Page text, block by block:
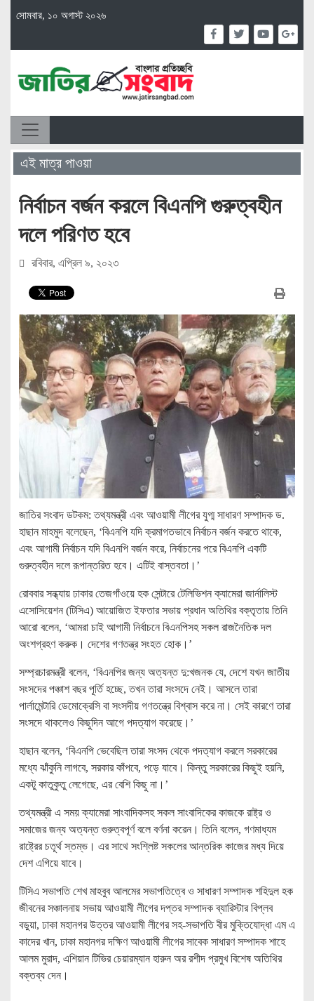
সোমবার, ১০ অগাস্ট ২০২৬
এই মাত্র পাওয়া
নির্বাচন বর্জন করলে বিএনপি গুরুত্বহীন
দলে পরিণত হবে
রবিবার, এপ্রিল ৯, ২০২৩
জাতির সংবাদ ডটকম: তথ্যমন্ত্রী এবং আওয়ামী লীগের যুগ্ম সাধারণ সম্পাদক ড.
হাছান মাহমুদ বলেছেন, ‘বিএনপি যদি ক্রমাগতভাবে নির্বাচন বর্জন করতে থাকে,
এবং আগামী নির্বাচন যদি বিএনপি বর্জন করে, নির্বাচনের পরে বিএনপি একটি
গুরুত্বহীন দলে রূপান্তরিত হবে। এটিই বাস্তবতা।’
রোববার সন্ধ্যায় ঢাকার তেজগাঁওয়ে হক সেন্টারে টেলিভিশন ক্যামেরা জার্নালিস্ট
এসোসিয়েশন (টিসিএ) আয়োজিত ইফতার সভায় প্রধান অতিথির বক্তৃতায় তিনি
আরো বলেন, ‘আমরা চাই আগামী নির্বাচনে বিএনপিসহ সকল রাজনৈতিক দল
অংশগ্রহণ করুক। দেশের গণতন্ত্র সংহত হোক।’
সম্প্রচারমন্ত্রী বলেন, ‘বিএনপির জন্য অত্যন্ত দু:খজনক যে, দেশে যখন জাতীয়
সংসদের পঞ্চাশ বছর পূর্তি হচ্ছে, তখন তারা সংসদে নেই। আসলে তারা
পার্লামেন্টারি ডেমোক্রেসি বা সংসদীয় গণতন্ত্রে বিশ্বাস করে না। সেই কারণে তারা
সংসদে থাকলেও কিছুদিন আগে পদত্যাগ করেছে।’
হাছান বলেন, ‘বিএনপি ভেবেছিল তারা সংসদ থেকে পদত্যাগ করলে সরকারের
মধ্যে ঝাঁকুনি লাগবে, সরকার কাঁপবে, পড়ে যাবে। কিন্তু সরকারের কিছুই হয়নি,
একটু কাতুকুতু লেগেছে, এর বেশি কিছু না।’
তথ্যমন্ত্রী এ সময় ক্যামেরা সাংবাদিকসহ সকল সাংবাদিকের কাজকে রাষ্ট্র ও
সমাজের জন্য অত্যন্ত গুরুত্বপূর্ণ বলে বর্ণনা করেন। তিনি বলেন, গণমাধ্যম
রাষ্ট্রের চতূর্থ স্তম্ভ। এর সাথে সংশ্লিষ্ট সকলের আন্তরিক কাজের মধ্য দিয়ে
দেশ এগিয়ে যাবে।
টিসিএ সভাপতি শেখ মাহবুব আলমের সভাপতিত্বে ও সাধারণ সম্পাদক শহিদুল হক
জীবনের সঞ্চালনায় সভায় আওয়ামী লীগের দপ্তর সম্পাদক ব্যারিস্টার বিপ্লব
বড়ুয়া, ঢাকা মহানগর উত্তর আওয়ামী লীগের সহ-সভাপতি বীর মুক্তিযোদ্ধা এম এ
কাদের খান, ঢাকা মহানগর দক্ষিণ আওয়ামী লীগের সাবেক সাধারণ সম্পাদক শাহে
আলম মুরাদ, এশিয়ান টিভির চেয়ারম্যান হারুন অর রশীদ প্রমুখ বিশেষ অতিথির
বক্তব্য দেন।